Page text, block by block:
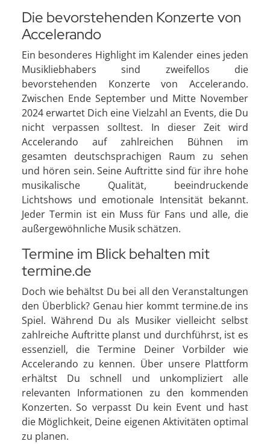
Die bevorstehenden Konzerte von
Accelerando
Ein besonderes Highlight im Kalender eines jeden
Musikliebhabers sind zweifellos die
bevorstehenden Konzerte von Accelerando.
Zwischen Ende September und Mitte November
2024 erwartet Dich eine Vielzahl an Events, die Du
nicht verpassen solltest. In dieser Zeit wird
Accelerando auf zahlreichen Bühnen im
gesamten deutschsprachigen Raum zu sehen
und hören sein. Seine Auftritte sind für ihre hohe
musikalische Qualität, beeindruckende
Lichtshows und emotionale Intensität bekannt.
Jeder Termin ist ein Muss für Fans und alle, die
außergewöhnliche Musik schätzen.
Termine im Blick behalten mit
termine.de
Doch wie behältst Du bei all den Veranstaltungen
den Überblick? Genau hier kommt termine.de ins
Spiel. Während Du als Musiker vielleicht selbst
zahlreiche Auftritte planst und durchführst, ist es
essenziell, die Termine Deiner Vorbilder wie
Accelerando zu kennen. Über unsere Plattform
erhältst Du schnell und unkompliziert alle
relevanten Informationen zu den kommenden
Konzerten. So verpasst Du kein Event und hast
die Möglichkeit, Deine eigenen Aktivitäten optimal
zu planen.